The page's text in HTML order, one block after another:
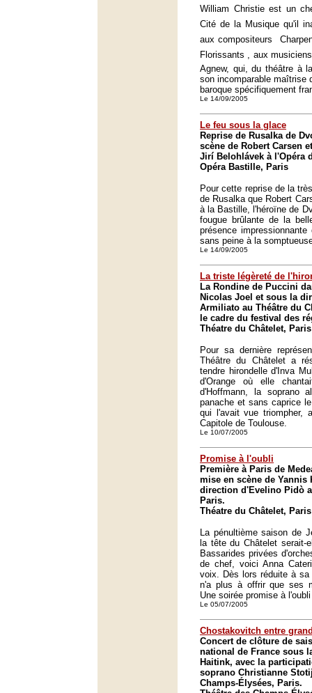
William Christie est un
Cité de la Musique qu'il
aux compositeurs 
Florissants , aux
Agnew, qui, du théâtre à
son incomparable maîtrise
baroque spécifiquement
Le 14/09/2005
Le feu sous la glace
Reprise de Rusalka de
scène de Robert Carsen
Jirí Belohlávek à l'Opéra
Opéra Bastille, Paris
Pour cette reprise de la
de Rusalka que Robert
à la Bastille, l'héroïne de
fougue brûlante de la
présence
sans peine à la
Le 14/09/2005
La triste légèreté de
La Rondine de Puccini
Nicolas Joel et sous la
Armiliato au Théâtre du
le cadre du festival des
Théatre du Châtelet, Paris
Pour sa dernière
Théâtre du Châtelet a
tendre hirondelle d'Inva
d'Orange où elle
d'Hoffmann, la soprano
panache et sans caprice
qui l'avait vue triompher,
Capitole de Toulouse.
Le 10/07/2005
Promise à l'oubli
Première à Paris de
mise en scène de Yannis
direction d'Evelino Pidò
Paris.
Théatre du Châtelet, Paris
La pénultième saison de
la tête du Châtelet serait-
Bassarides privées
de chef, voici Anna
voix. Dès lors réduite à
n'a plus à offrir que ses
Une soirée promise à
Le 05/07/2005
Chostakovitch entre
Concert de clôture de
national de France sous
Haitink, avec la
soprano Christianne
Champs-Élysées, Paris.